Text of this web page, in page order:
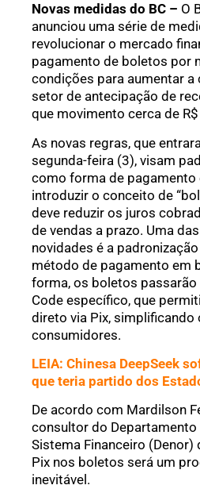
Novas medidas do BC – O
anunciou uma série de
revolucionar o mercado
pagamento de boletos por
condições para aumentar a
setor de antecipação de
que movimento cerca de
As novas regras, que
segunda-feira (3), visam
como forma de pagamento
introduzir o conceito de
deve reduzir os juros
de vendas a prazo. Uma
novidades é a
método de pagamento em
forma, os boletos passarão
Code específico, que
direto via Pix, simplificando
consumidores.
LEIA: Chinesa DeepSeek
que teria partido dos
De acordo com Mardilson
consultor do Departamento
Sistema Financeiro (Denor)
Pix nos boletos será um
inevitável.